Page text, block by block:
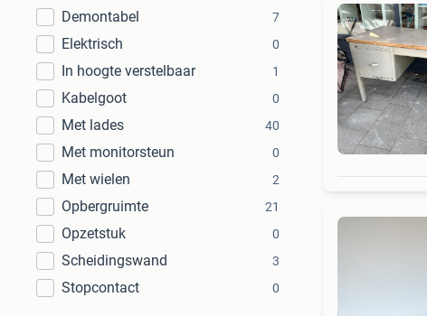
Demontabel
7
Elektrisch 0
In hoogte verstelbaar 1
Kabelgoot 0
Met lades 40
Met monitorsteun 0
Met wielen 2
Opbergruimte 21
Opzetstuk 0
Scheidingswand 3
Stopcontact 0